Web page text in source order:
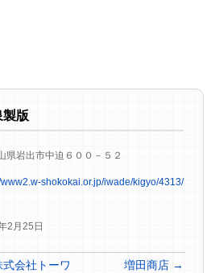
製版
県岩出市中迫６００－５２
www2.w-shokokai.or.jp/iwade/kigyo/4313/
2月25日
式会社トーワ
増田商店 →